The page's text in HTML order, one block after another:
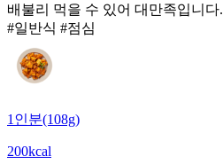
배불리 먹을 수 있어 대만족입니다.
#일반식 #점심
1인분(108g)
200kcal